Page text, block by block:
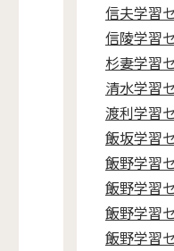
信夫学習
信陵学習
杉妻学習
清水学習
渡利学習
飯坂学習
飯野学習
飯野学習
飯野学習
飯野学習